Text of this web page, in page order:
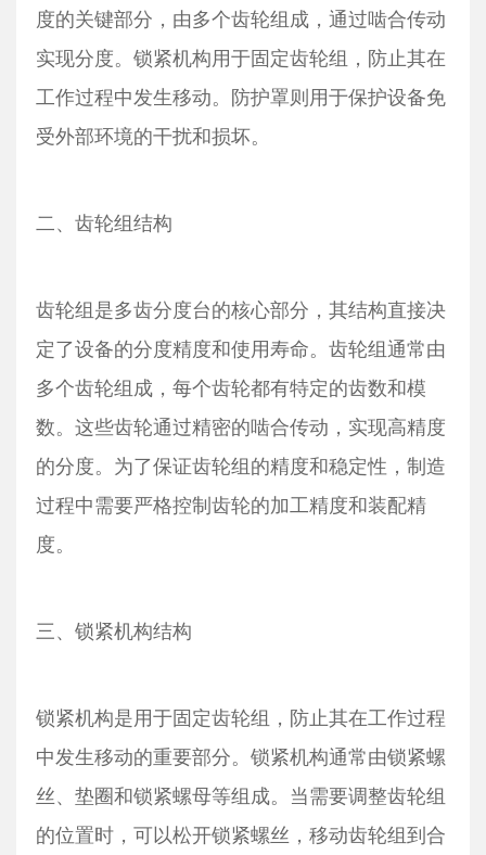
度的关键部分，由多个齿轮组成，通过啮合传动
实现分度。锁紧机构用于固定齿轮组，防止其在
工作过程中发生移动。防护罩则用于保护设备免
受外部环境的干扰和损坏。
二、齿轮组结构
齿轮组是多齿分度台的核心部分，其结构直接决
定了设备的分度精度和使用寿命。齿轮组通常由
多个齿轮组成，每个齿轮都有特定的齿数和模
数。这些齿轮通过精密的啮合传动，实现高精度
的分度。为了保证齿轮组的精度和稳定性，制造
过程中需要严格控制齿轮的加工精度和装配精
度。
三、锁紧机构结构
锁紧机构是用于固定齿轮组，防止其在工作过程
中发生移动的重要部分。锁紧机构通常由锁紧螺
丝、垫圈和锁紧螺母等组成。当需要调整齿轮组
的位置时，可以松开锁紧螺丝，移动齿轮组到合